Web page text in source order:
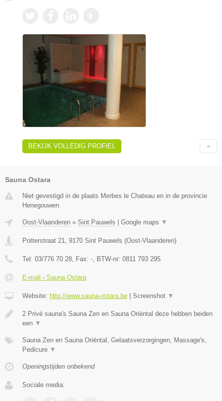
BEKIJK VOLLEDIG PROFIEL
Sauna Ostara
Niet gevestigd in de plaats Merbes le Chateau en in de provincie
Henegouwen.
Oost-Vlaanderen » Sint Pauwels | Google maps ▼
Potterstraat 21 9170 Sint Pauwels (Oost-Vlaanderen)
Tel: 03/776 70 28 , Fax: - , BTW-nr: 0811 793 295
E-mail › Sauna Ostara
Website: http://www.sauna-ostara.be | Screenshot ▼
2 Privé sauna's Sauna Zen en Sauna Oriëntal deze hebben beiden
een ▼
Sauna Zen en Sauna Oriëntal, Gelaatsverzorgingen, Massage's,
Pedicure ▼
Openingstijden onbekend
Sociale media: